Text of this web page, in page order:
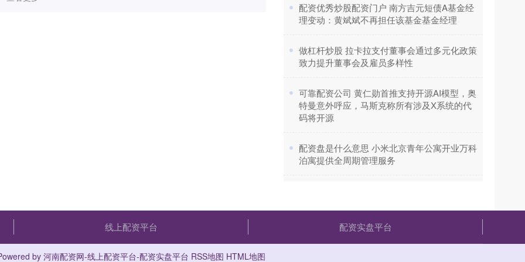
​配资优秀炒股配资门户 南方吉元短债A基金经
理变动：黄斌斌不再担任该基金基金经理
​做杠杆炒股 拉卡拉支付董事会通过多元化政策
致力提升董事会及雇员多样性
​可靠配资公司 黄仁勋首推支持开源AI模型，奥
特曼意外呼应，马斯克称所有涉及X系统的代
码将开源
​配资盘是什么意思 小米北京青年公寓开业万科
泊寓提供全周期管理服务
线上配资平台 配资实盘平台
by 河南配资网-线上配资平台-配资实盘平台 RSS地图 HTML地图